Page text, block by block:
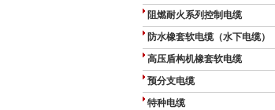
阻燃耐火系列控制电缆
防水橡套软电缆（水下电缆）
高压盾构机橡套软电缆
预分支电缆
特种电缆